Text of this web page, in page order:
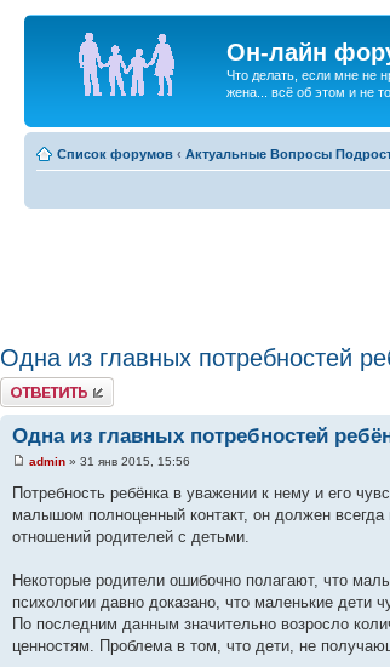
Он-лайн
Что делать, если мне не
жена... всё об этом и не
Список форумов ‹ Актуальные Вопросы
Одна из главных потребностей
Ответить
Одна из главных потребностей
admin » 31 янв 2015, 15:56
Потребность ребёнка в уважении к нему и его
малышом полноценный контакт, он должен
отношений родителей с детьми.
Некоторые родители ошибочно полагают, что
психологии давно доказано, что маленькие дети
По последним данным значительно возросло
ценностям. Проблема в том, что дети, не